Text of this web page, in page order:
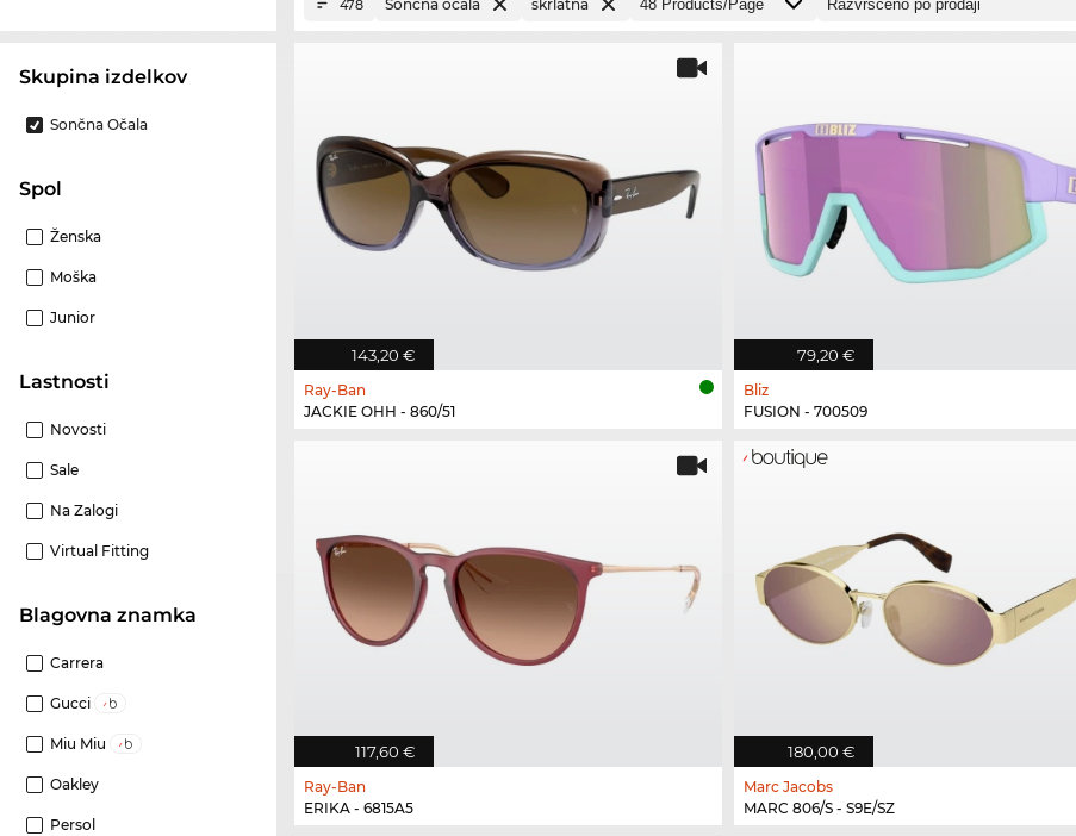
Skupina izdelkov
Sončna Očala
Spol
Ženska
Moška
Junior
Lastnosti
Novosti
Sale
Na Zalogi
Virtual Fitting
Blagovna znamka
Carrera
Gucci
Miu Miu
Oakley
Persol
478 Sončna očala škrlatna
143,20 €
Ray-Ban
JACKIE OHH - 860/51
79,20 €
Bliz
FUSION - 700509
117,60 €
Ray-Ban
ERIKA - 6815A5
180,00 €
Marc Jacobs
MARC 806/S - S9E/SZ